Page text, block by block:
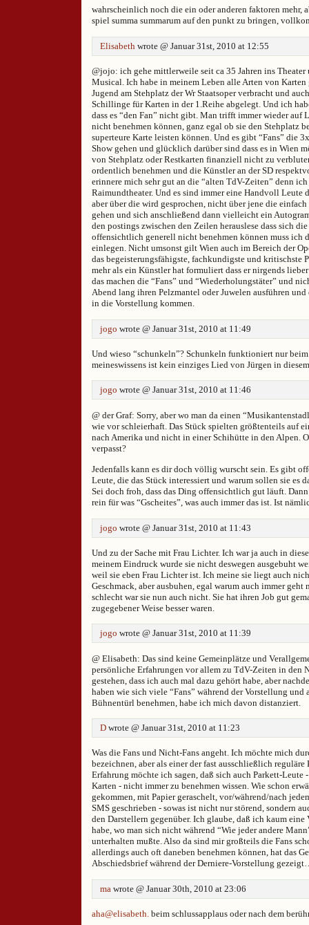
wahrscheinlich noch die ein oder anderen faktoren mehr,
spiel summa summarum auf den punkt zu bringen,
Elisabeth wrote @ Januar 31st, 2010 at 12:55
@jojo: ich gehe mittlerweile seit ca 35 Jahren ins
Musical. Ich habe in meinem Leben alle Arten von Karten
Jugend am Stehplatz der Wr Staatsoper verbracht und
Schillinge für Karten in der 1.Reihe abgelegt. Und ich
dass es “den Fan” nicht gibt. Man trifft immer wieder auf
nicht benehmen können, ganz egal ob sie den Stehplatz
superteure Karte leisten können. Und es gibt “Fans” die
Show gehen und glücklich darüber sind dass es in Wien
von Stehplatz oder Restkarten finanziell nicht zu
ordentlich benehmen und die Künstler an der SD
erinnere mich sehr gut an die “alten TdV-Zeiten” denn
Raimundtheater. Und es sind immer eine Handvoll Leute
aber über die wird gesprochen, nicht über jene die
gehen und sich anschließend dann vielleicht ein
den postings zwischen den Zeilen herauslese dass sich
offensichtlich generell nicht benehmen können muss ich
einlegen. Nicht umsonst gilt Wien auch im Bereich der
das begeisterungsfähigste, fachkundigste und kritischste
mehr als ein Künstler hat formuliert dass er nirgends
das machen die “Fans” und “Wiederholungstäter” und
Abend lang ihren Pelzmantel oder Juwelen ausführen und
in die Vorstellung kommen.
jogo wrote @ Januar 31st, 2010 at 11:49
Und wieso “schunkeln”? Schunkeln funktioniert nur
meineswissens ist kein einziges Lied von Jürgen in
jogo wrote @ Januar 31st, 2010 at 11:46
@ der Graf: Sorry, aber wo man da einen
wie vor schleierhaft. Das Stück spielten größtenteils auf
nach Amerika und nicht in einer Schihütte in den Alpen.
verpasst?
Jedenfalls kann es dir doch völlig wurscht sein. Es gibt
Leute, die das Stück interessiert und warum sollen sie es
Sei doch froh, dass das Ding offensichtlich gut läuft.
rein für was “Gscheites”, was auch immer das ist. Ist
jogo wrote @ Januar 31st, 2010 at 11:43
Und zu der Sache mit Frau Lichter. Ich war ja auch in
meinem Eindruck wurde sie nicht deswegen ausgebuht
weil sie eben Frau Lichter ist. Ich meine sie liegt auch
Geschmack, aber ausbuhen, egal warum auch immer
schlecht war sie nun auch nicht. Sie hat ihren Job gut
zugegebener Weise besser waren.
jogo wrote @ Januar 31st, 2010 at 11:39
@ Elisabeth: Das sind keine Gemeinplätze und
persönliche Erfahrungen vor allem zu TdV-Zeiten in den
gestehen, dass ich auch mal dazu gehört habe, aber
haben wie sich viele “Fans” während der Vorstellung und
Bühnentürl benehmen, habe ich mich davon distanziert.
D wrote @ Januar 31st, 2010 at 11:23
Was die Fans und Nicht-Fans angeht. Ich möchte mich
bezeichnen, aber als einer der fast ausschließlich reguläre
Erfahrung möchte ich sagen, daß sich auch Parkett-Leute
Karten - nicht immer zu benehmen wissen. Wie schon
gekommen, mit Papier geraschelt, vor/während/nach
SMS geschrieben - sowas ist nicht nur störend, sondern
den Darstellern gegenüber. Ich glaube, daß ich kaum eine
habe, wo man sich nicht während “Wie jeder andere
unterhalten mußte. Also da sind mir großteils die Fans
allerdings auch oft daneben benehmen können, hat das
Abschiedsbrief während der Derniere-Vorstellung
ma wrote @ Januar 30th, 2010 at 23:06
aha@elisabeth. beim schlussapplaus oder nach dem